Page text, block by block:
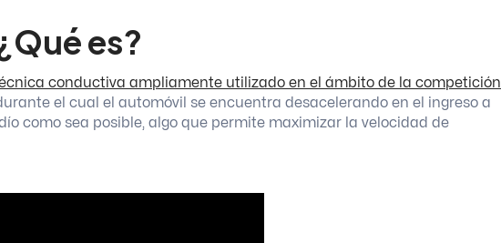
es?
conductiva ampliamente utilizado en el ámbito de la competición
el cual el automóvil se encuentra desacelerando en el ingreso a
como sea posible, algo que permite maximizar la velocidad de